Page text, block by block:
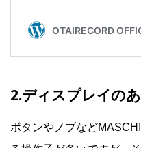
2.ディスプレイの
ボタンやノブなど